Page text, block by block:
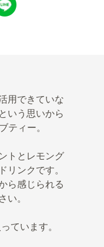
用できていな
いう思いから
ティー。
トとレモング
リンクです。
ら感じられる
い。
ています。